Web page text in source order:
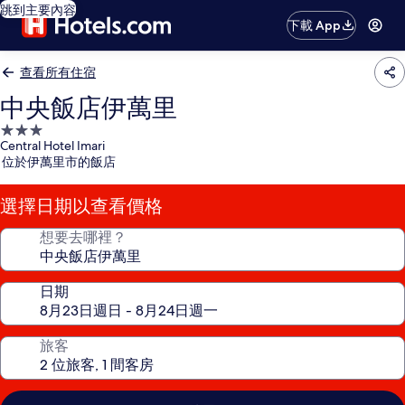
跳到主要內容
下載 App
查看所有住宿
中央飯店伊萬里
3.0
星
級
住
宿
Central Hotel Imari
位於伊萬里市的飯店
選擇日期以查看價格
想要去哪裡？
日期
旅客